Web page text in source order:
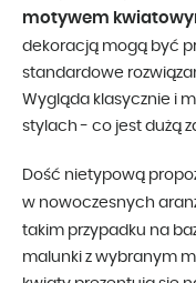
motywem
dekoracją mogą być
standardowe
Wygląda klasycznie i
stylach - co jest dużą
Dość nietypową
w nowoczesnych
takim przypadku na
malunki z wybranym